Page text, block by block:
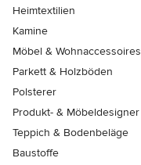
Heimtextilien
Kamine
Möbel & Wohnaccessoires
Parkett & Holzböden
Polsterer
Produkt- & Möbeldesigner
Teppich & Bodenbeläge
Baustoffe